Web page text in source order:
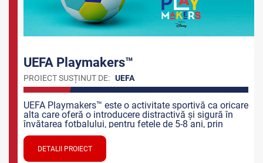
UEFA Playmakers™
PROIECT SUSȚINUT DE: UEFA
UEFA Playmakers™ este o activitate sportivă ca oricare
alta care oferă o introducere distractivă și sigură în
învățarea fotbalului, pentru fetele de 5-8 ani, prin
mișcare, joc și prin magia poveștilor Disney.
DETALII PROIECT